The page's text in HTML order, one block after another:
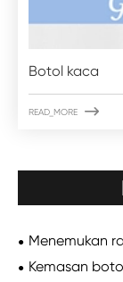
Botol kaca
READ_MORE 
Menemukan
Kemasan